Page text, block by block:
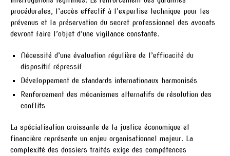
procédurales, l’accès effectif à l’expertise technique pour les
prévenus et la préservation du secret professionnel des avocats
devront faire l’objet d’une vigilance constante.
Nécessité d’une évaluation régulière de l’efficacité du
dispositif répressif
Développement de standards internationaux harmonisés
Renforcement des mécanismes alternatifs de résolution des
conflits
La spécialisation croissante de la justice économique et
financière représente un enjeu organisationnel majeur. La
complexité des dossiers traités exige des compétences